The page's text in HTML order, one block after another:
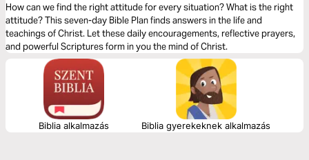
How can we find the right attitude for every situation? What is the right
attitude? This seven-day Bible Plan finds answers in the life and
teachings of Christ. Let these daily encouragements, reflective prayers,
and powerful Scriptures form in you the mind of Christ.
Biblia alkalmazás Biblia gyerekeknek alkalmazás